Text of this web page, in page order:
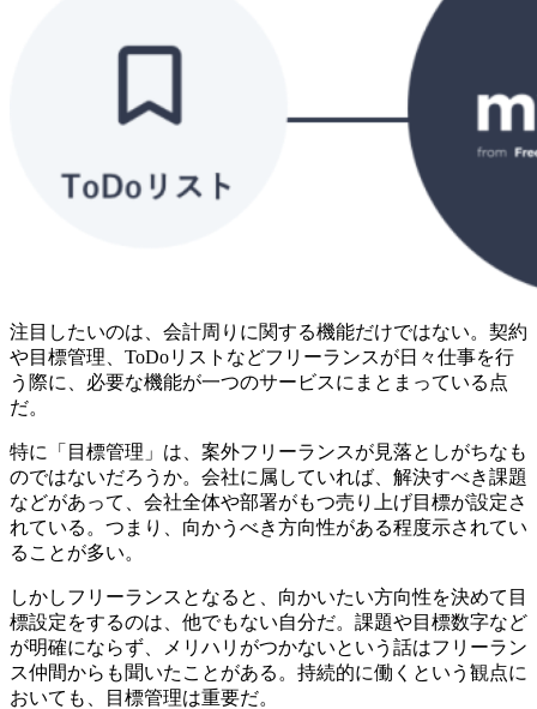
注目したいのは、会計周りに関する機能だけではない。契約
や目標管理、ToDoリストなどフリーランスが日々仕事を行
う際に、必要な機能が一つのサービスにまとまっている点
だ。
特に「目標管理」は、案外フリーランスが見落としがちなも
のではないだろうか。会社に属していれば、解決すべき課題
などがあって、会社全体や部署がもつ売り上げ目標が設定さ
れている。つまり、向かうべき方向性がある程度示されてい
ることが多い。
しかしフリーランスとなると、向かいたい方向性を決めて目
標設定をするのは、他でもない自分だ。課題や目標数字など
が明確にならず、メリハリがつかないという話はフリーラン
ス仲間からも聞いたことがある。持続的に働くという観点に
おいても、目標管理は重要だ。